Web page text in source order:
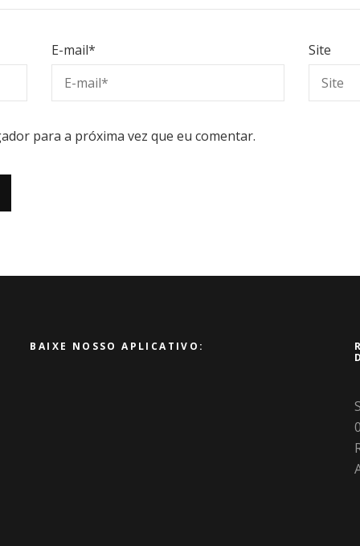
E-mail* Site
para a próxima vez que eu comentar.
BAIXE NOSSO APLICATIVO: